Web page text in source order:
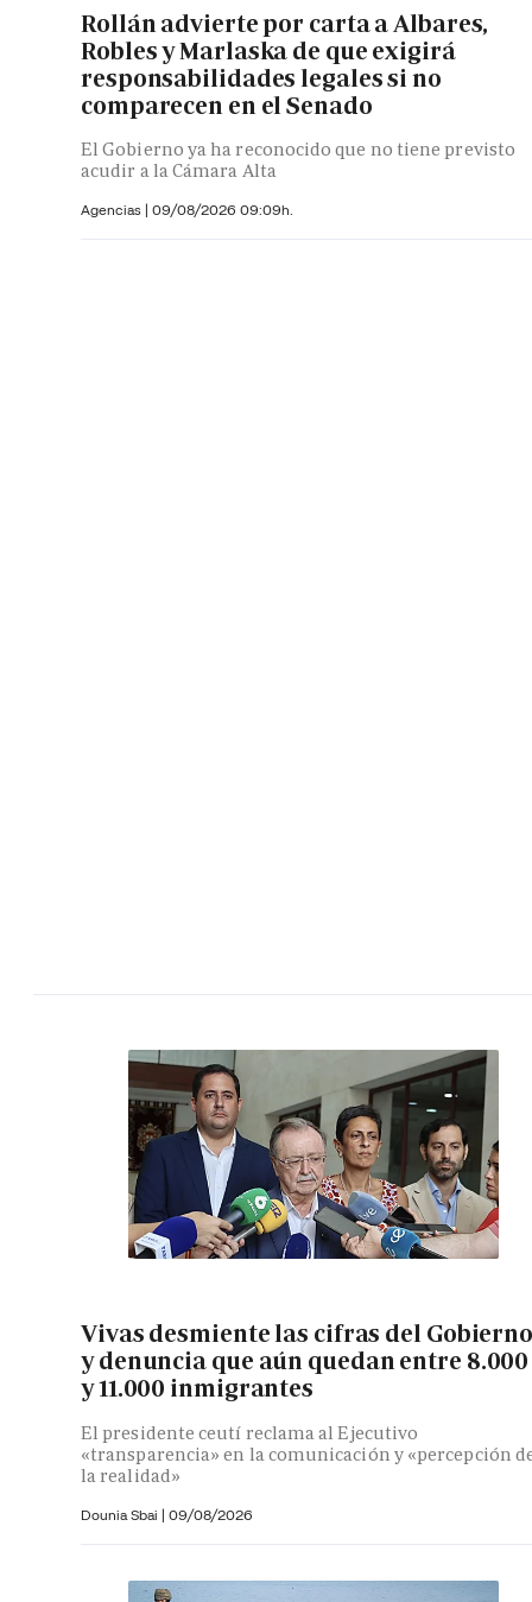
Rollán advierte por carta a Albares,
Robles y Marlaska de que exigirá
responsabilidades legales si no
comparecen en el Senado
El Gobierno ya ha reconocido que no tiene previsto
acudir a la Cámara Alta
Agencias | 09/08/2026 09:09h.
Vivas desmiente las cifras del
y denuncia que aún quedan entre 8.000
y 11.000 inmigrantes
El presidente ceutí reclama al Ejecutivo
«transparencia» en la comunicación y «percepción
la realidad»
Dounia Sbai | 09/08/2026